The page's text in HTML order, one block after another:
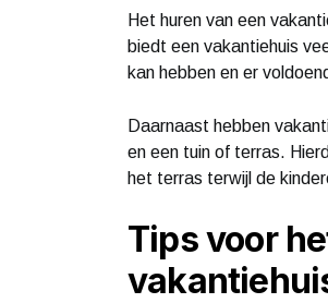
Het huren van een
biedt een vakantiehuis
kan hebben en er
Daarnaast hebben
en een tuin of terras.
het terras terwijl de
Tips voor